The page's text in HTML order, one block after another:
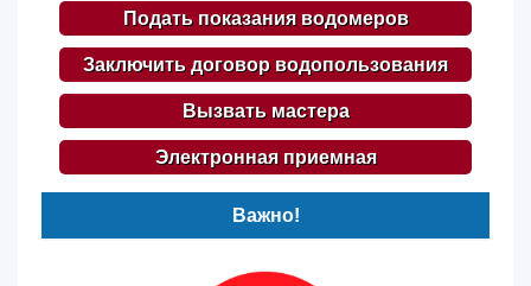
Подать показания водомеров
Заключить договор водопользования
Вызвать мастера
Электронная приемная
Важно!